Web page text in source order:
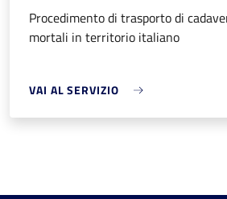
Procedimento di trasporto di
mortali in territorio italiano
VAI AL SERVIZIO